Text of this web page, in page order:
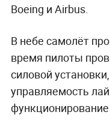
Boeing и Airbus.
В небе самолёт
время пилоты
силовой
управляемость
функционирование